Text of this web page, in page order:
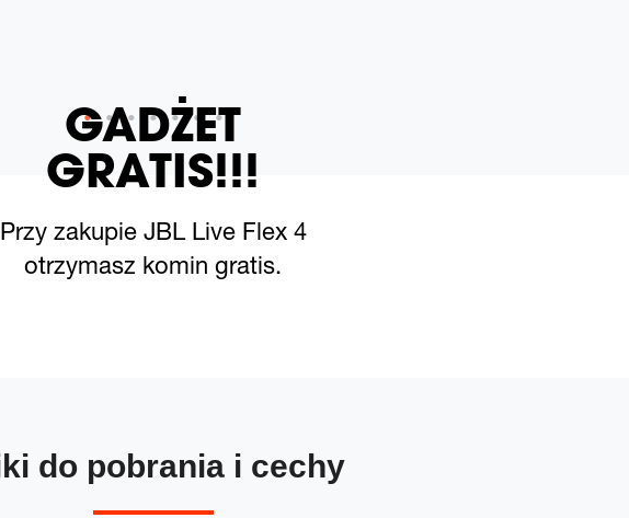
GADŻET
GRATIS!!!
Przy zakupie JBL Live Flex 4
otrzymasz komin gratis.
do pobrania i cechy